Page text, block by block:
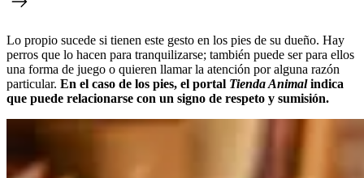
Lo propio sucede si tienen este gesto en los pies de su dueño. Hay
perros que lo hacen para tranquilizarse; también puede ser para ellos
una forma de juego o quieren llamar la atención por alguna razón
particular. En el caso de los pies, el portal Tienda Animalindica
que puede relacionarse con un signo de respeto y sumisión.